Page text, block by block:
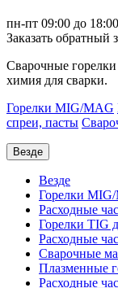
пн-пт 09:00 до 18:00
Заказать обратный
Сварочные
химия для сварки.
Горелки MIG/MAG
спреи, пасты
Везде
Везде
Горелки
Расходные
Горелки TIG
Расходные
Сварочные
Плазменные
Расходные